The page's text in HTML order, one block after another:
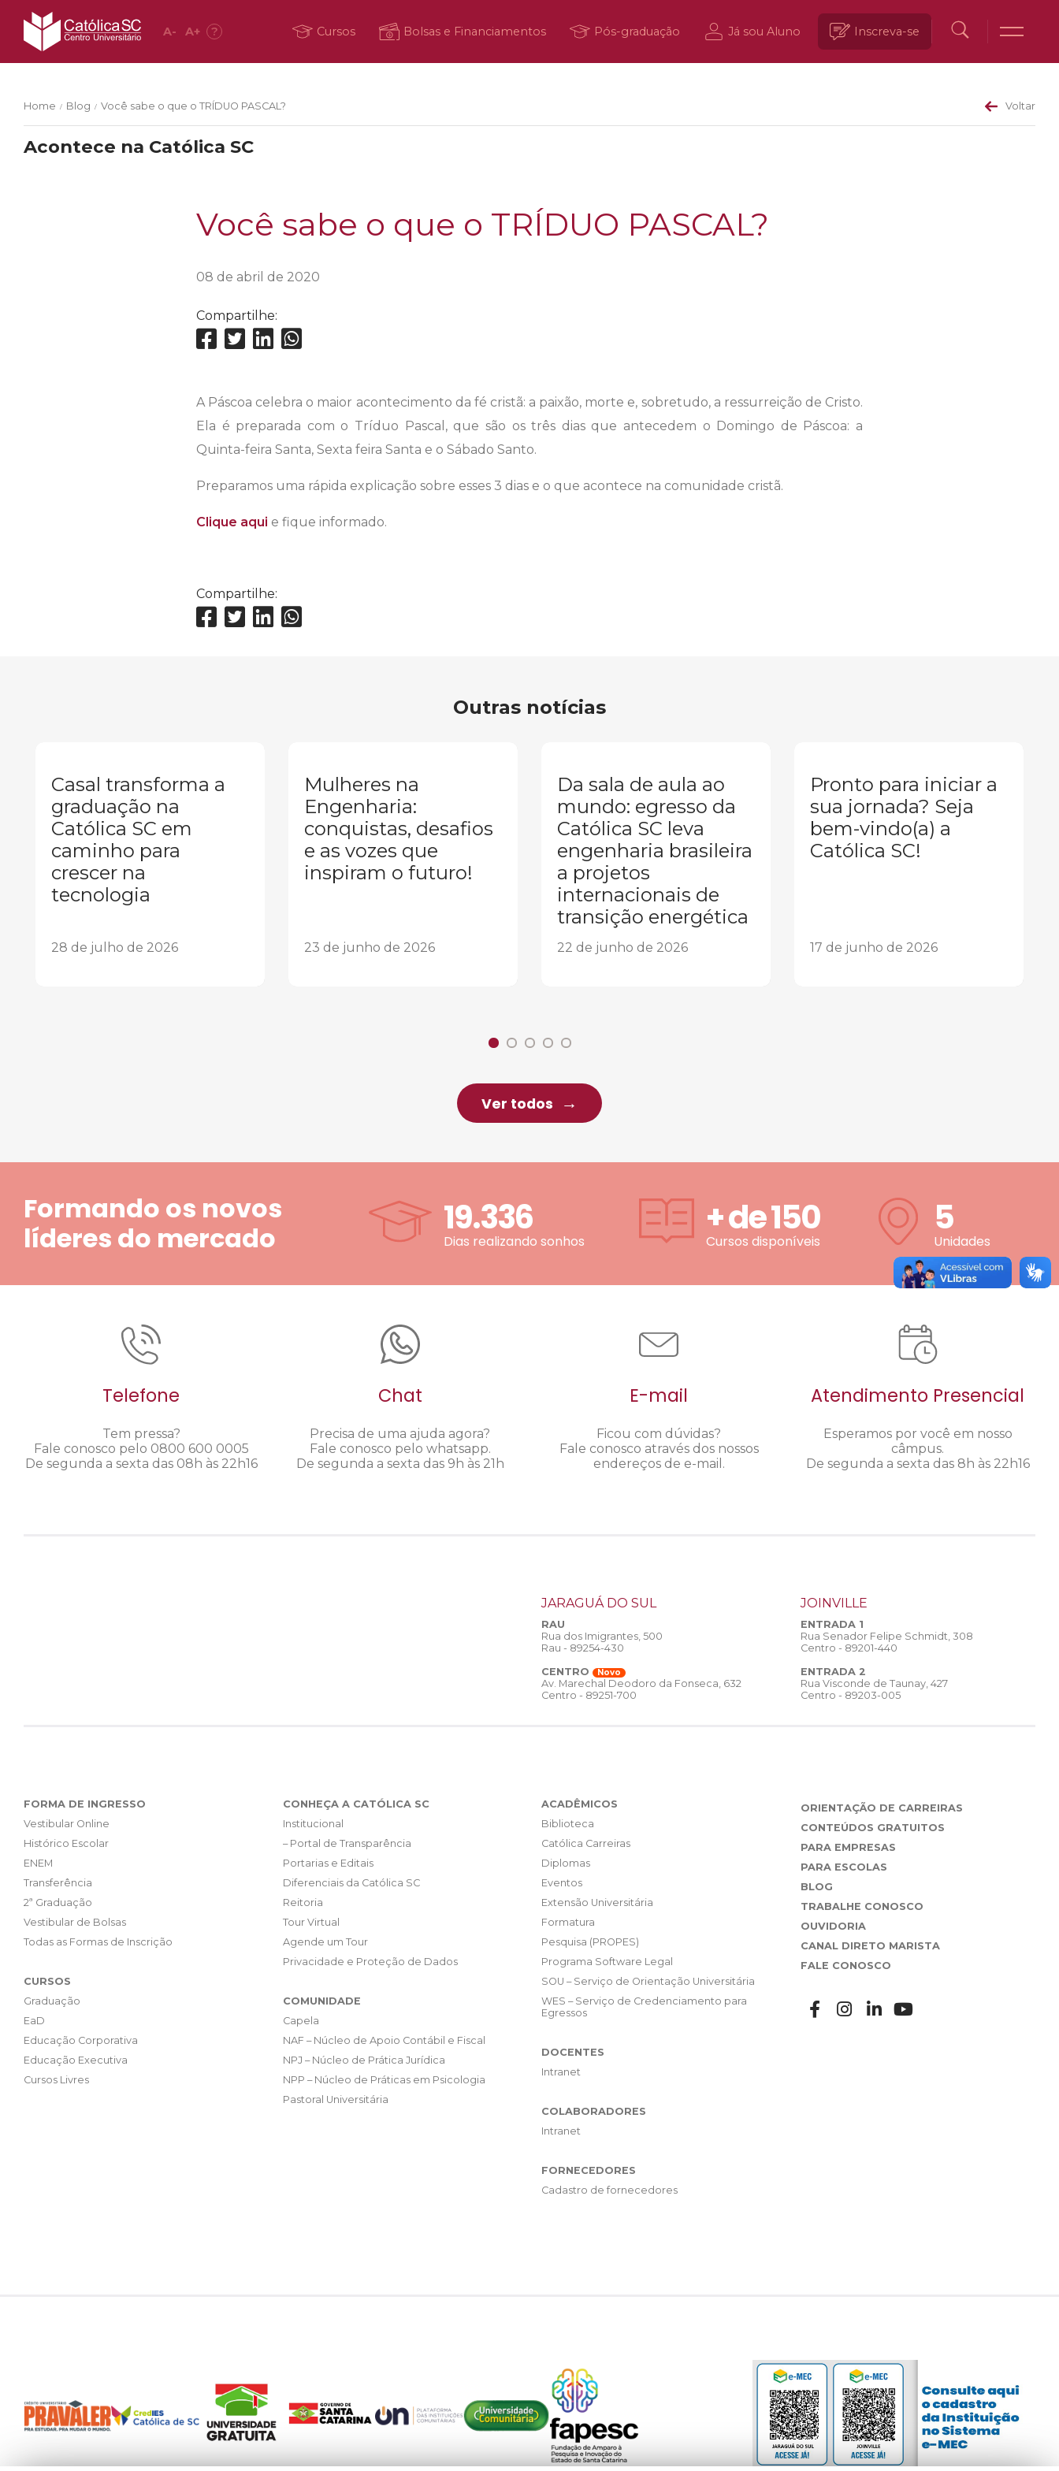
A- A+ ? Cursos Bolsas e Financiamentos Pós-graduação Já sou Aluno Inscreva-se
Home / Blog / Você sabe o que o TRÍDUO PASCAL? Voltar
Acontece na Católica SC
Você sabe o que o TRÍDUO PASCAL?
08 de abril de 2020
Compartilhe:
A Páscoa celebra o maior acontecimento da fé cristã: a paixão, morte e, sobretudo, a ressurreição de Cristo.
Ela é preparada com o Tríduo Pascal, que são os três dias que antecedem o Domingo de Páscoa: a
Quinta-feira Santa, Sexta feira Santa e o Sábado Santo.
Preparamos uma rápida explicação sobre esses 3 dias e o que acontece na comunidade cristã.
Clique aqui e fique informado.
Compartilhe:
Outras notícias
Casal transforma a
graduação na
Católica SC em
caminho para
crescer na
tecnologia
28 de julho de 2026
Mulheres na
Engenharia:
conquistas, desafios
e as vozes que
inspiram o futuro!
23 de junho de 2026
Da sala de aula ao
mundo: egresso da
Católica SC leva
engenharia brasileira
a projetos
internacionais de
transição energética
22 de junho de 2026
Pronto para iniciar a
sua jornada? Seja
bem-vindo(a) a
Católica SC!
17 de junho de 2026
Ver todos
Formando os novos
líderes do mercado
19.336
Dias realizando sonhos
+ de150
Cursos disponíveis
5
Unidades
Telefone
Tem pressa?
Fale conosco pelo 0800 600 0005
De segunda a sexta das 08h às 22h16
Chat
Precisa de uma ajuda agora?
Fale conosco pelo whatsapp.
De segunda a sexta das 9h às 21h
E-mail
Ficou com dúvidas?
Fale conosco através dos nossos
endereços de e-mail.
Atendimento Presencial
Esperamos por você em nosso
câmpus.
De segunda a sexta das 8h às 22h16
JARAGUÁ DO SUL
RAU
Rua dos Imigrantes, 500
Rau - 89254-430
CENTRO
Novo
Av. Marechal Deodoro da Fonseca, 632
Centro - 89251-700
JOINVILLE
ENTRADA 1
Rua Senador Felipe Schmidt, 308
Centro - 89201-440
ENTRADA 2
Rua Visconde de Taunay, 427
Centro - 89203-005
FORMA DE INGRESSO
Vestibular Online
Histórico Escolar
ENEM
Transferência
2ª Graduação
Vestibular de Bolsas
Todas as Formas de Inscrição
CURSOS
Graduação
EaD
Educação Corporativa
Educação Executiva
Cursos Livres
CONHEÇA A CATÓLICA SC
Institucional
– Portal de Transparência
Portarias e Editais
Diferenciais da Católica SC
Reitoria
Tour Virtual
Agende um Tour
Privacidade e Proteção de Dados
COMUNIDADE
Capela
NAF – Núcleo de Apoio Contábil e Fiscal
NPJ – Núcleo de Prática Jurídica
NPP – Núcleo de Práticas em Psicologia
Pastoral Universitária
ACADÊMICOS
Biblioteca
Católica Carreiras
Diplomas
Eventos
Extensão Universitária
Formatura
Pesquisa (PROPES)
Programa Software Legal
SOU – Serviço de Orientação Universitária
WES – Serviço de Credenciamento para
Egressos
DOCENTES
Intranet
COLABORADORES
Intranet
FORNECEDORES
Cadastro de fornecedores
ORIENTAÇÃO DE CARREIRAS
CONTEÚDOS GRATUITOS
PARA EMPRESAS
PARA ESCOLAS
BLOG
TRABALHE CONOSCO
OUVIDORIA
CANAL DIRETO MARISTA
FALE CONOSCO